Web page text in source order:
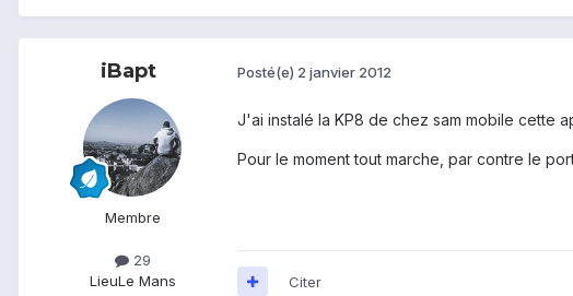
iBapt
Membre
29
LieuLe Mans
Posté(e) 2 janvier 2012
J'ai instalé la KP8 de chez sam mobile cette
Pour le moment tout marche, par contre le
Citer